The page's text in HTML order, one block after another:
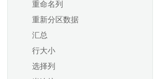
重命名列
重新分区数据
汇总
行大小
选择列